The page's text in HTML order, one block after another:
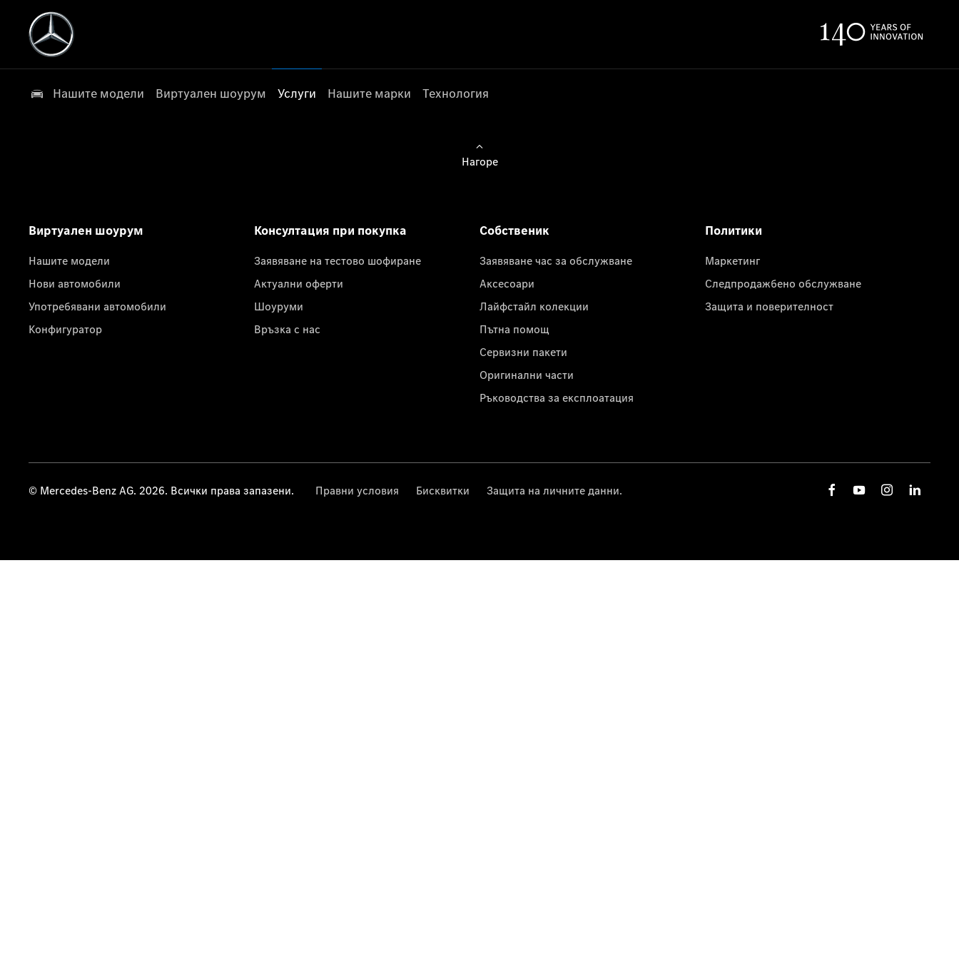
Нашите модели Виртуален шоурум Услуги Нашите марки Технология
Нагоре
Виртуален шоурум
Нашите модели
Нови автомобили
Употребявани автомобили
Конфигуратор
Консултация при покупка
Заявяване на тестово шофиране
Актуални оферти
Шоуруми
Връзка с нас
Собственик
Заявяване час за обслужване
Аксесоари
Лайфстайл колекции
Пътна помощ
Сервизни пакети
Оригинални части
Ръководства за експлоатация
Политики
Маркетинг
Следпродажбено обслужване
Защита и поверителност
© Mercedes-Benz AG. 2026. Всички права запазени. Правни условия Бисквитки Защита на личните данни.